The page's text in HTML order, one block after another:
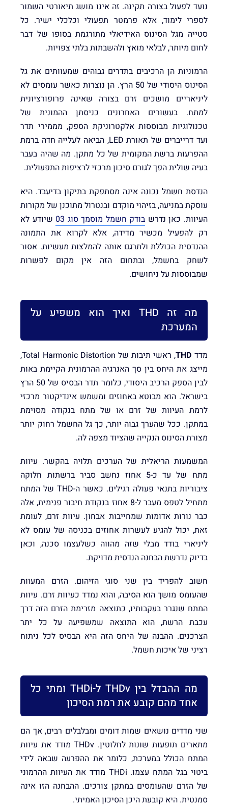
נועד לפעול בצורה תקינה. זה אינו מושג תיאורטי השמור
לספרי לימוד, אלא פרמטר תפעולי וכלכלי ישיר. כל
סטייה מגל הסינוס האידיאלי מתורגמת בסופו של דבר
לחום מיותר, לבלאי מואץ ולהשבתות בלתי צפויות.
הרמוניות הן הרכיבים בתדרים גבוהים שמעוותים את גל
הסינוס היסודי של 50 הרץ. הן נוצרות כאשר עומסים לא
ליניאריים מושכים זרם בצורה שאינה פרופורציונית
למתח. בעשורים האחרונים כניסתן ההמונית של
טכנולוגיות מבוססות אלקטרוניקת הספק, מממירי תדר
ועד דרייברים של תאורת LED, הביאה לעלייה חדה ברמת
ההפרעות ברשת המקומית של כל מתקן. מה שהיה בעבר
בעיה שולית הפך לגורם סיכון מרכזי לרציפות התפעולית.
הנדסת חשמל נכונה אינה מסתפקת בתיקון בדיעבד. היא
עוסקת במניעה, בזיהוי מוקדם ובנטרול מתוכנן של מקורות
העיוות. כאן נדרש בודק חשמל מוסמך סוג 03
שיודע לא
רק להפעיל מכשיר מדידה, אלא לקרוא את התמונה
ההנדסית הכוללת ולתרגם אותה להמלצות מעשיות. אסור
לשחק בחשמל, ובתחום הזה אין מקום לפשרות
שמבוססות על ניחושים.
מה זה THD ואיך הוא משפיע על
המערכת
מדד THD
, ראשי תיבות של Total Harmonic Distortion,
מייצג את היחס בין סך האנרגיה ההרמונית הקיימת באות
לבין הספק הרכיב היסודי, כלומר תדר הבסיס של 50 הרץ
בישראל. הוא מבוטא באחוזים ומשמש אינדיקטור מרכזי
לרמת העיוות של זרם או של מתח בנקודה מסוימת
במתקן. ככל שהערך גבוה יותר, כך גל החשמל רחוק יותר
מצורת הסינוס הנקייה שהציוד מצפה לה.
המשמעות הריאלית של הערכים תלויה בהקשר. עיוות
מתח של עד כ-5 אחוז נחשב סביר ברשתות חלוקה
ציבוריות בתנאי פעולה רגילים. כאשר ה-THD של המתח
מתחיל לטפס מעבר ל-8 אחוז בנקודת חיבור פנימית, אלה
כבר נורות אדומות שמחייבות אבחון. עיוות זרם, לעומת
זאת, יכול להגיע לעשרות אחוזים בכניסה של עומס לא
ליניארי בודד מבלי שזה מהווה כשלעצמו סכנה, וכאן
בדיוק נדרשת הבחנה הנדסית מדויקת.
חשוב להפריד בין שני סוגי הזיהום. הזרם המעוות
שהעומס מושך הוא הסיבה, והוא נמדד כעיוות זרם. עיוות
המתח שנגרר בעקבותיו, כתוצאה מזרימת הזרם הזה דרך
עכבת הרשת, הוא התוצאה שמשפיעה על כל יתר
הצרכנים. ההבנה של היחס הזה היא הבסיס לכל ניתוח
רציני של איכות חשמל.
מה ההבדל בין THDv ל-THDi ומתי כל
אחד מהם קובע את רמת הסיכון
שני מדדים נושאים שמות דומים ומבלבלים רבים, אך הם
מתארים תופעות שונות לחלוטין. THDv מודד את עיוות
המתח הכולל במערכת, כלומר את ההפרעה שבאה לידי
ביטוי בגל המתח עצמו. THDi מודד את העיוות ההרמוני
של הזרם שהעומסים במתקן צורכים. ההבחנה הזו אינה
סמנטית. היא קובעת היכן הסיכון האמיתי.